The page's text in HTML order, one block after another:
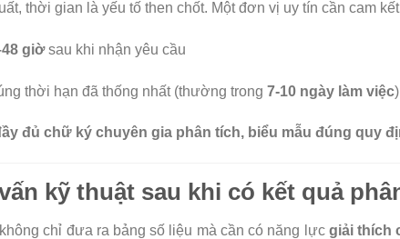
thời gian là yếu tố then chốt. Một đơn vị uy tín cần cam
giờsau khi nhận yêu cầu
thời hạn đã thống nhất (thường trong 7-10 ngày làm việc)
đủ chữ ký chuyên gia phân tích, biểu mẫu đúng quy
kỹ thuật sau khi có kết quả
chỉ đưa ra bảng số liệu mà cần có năng lực giải thích